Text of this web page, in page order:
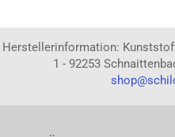
Herstellerinformation:
1 - 92253